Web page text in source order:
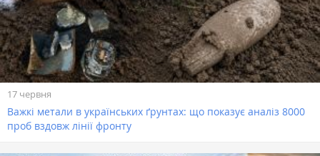
17 червня
Важкі метали в українських ґрунтах: що показує аналіз 8000
проб вздовж лінії фронту